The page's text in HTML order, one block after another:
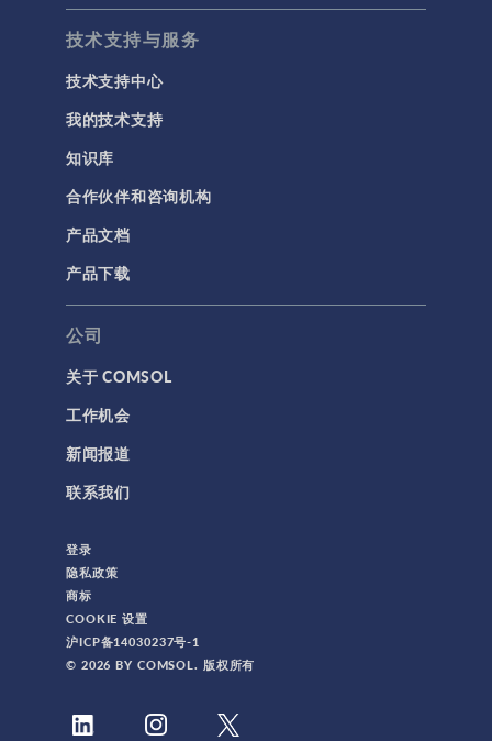
技术支持与服务
技术支持中心
我的技术支持
知识库
合作伙伴和咨询机构
产品文档
产品下载
公司
关于 COMSOL
工作机会
新闻报道
联系我们
登录
隐私政策
商标
COOKIE 设置
沪ICP备14030237号-1
© 2026 BY COMSOL. 版权所有